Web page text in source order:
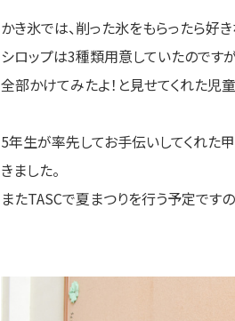
かき氷では、削った氷をもらったら好
シロップは3種類用意していたのです
全部かけてみたよ！と見せてくれた児
5年生が率先してお手伝いしてくれた
きました。
またTASCで夏まつりを行う予定です